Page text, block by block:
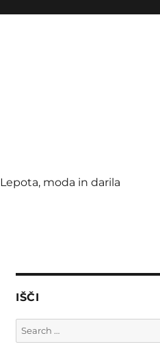
Lepota, moda in darila
IŠČI
Search
for: